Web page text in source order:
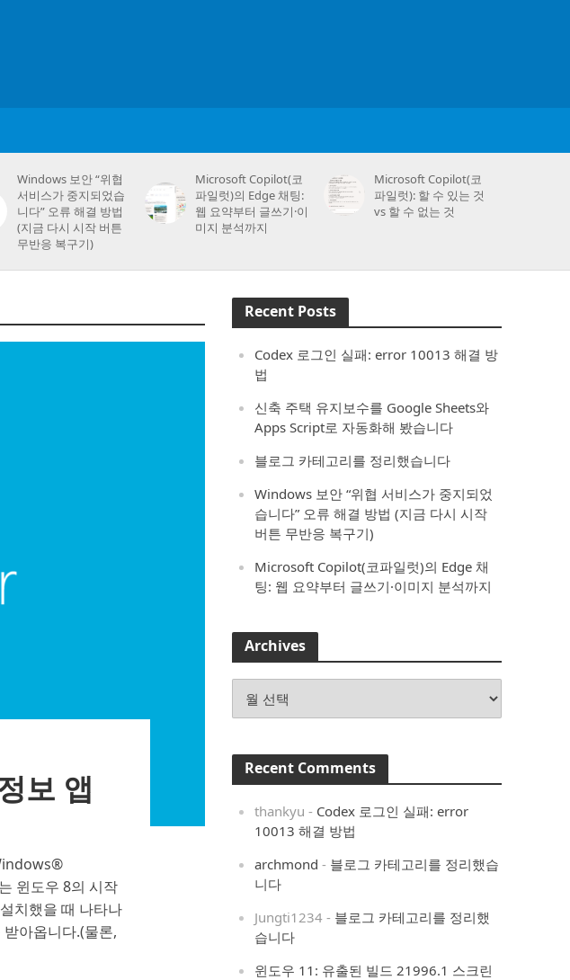
Windows 보안 “위협
서비스가 중지되었습
니다” 오류 해결 방법
(지금 다시 시작 버튼
무반응 복구기)
Microsoft Copilot(코
파일럿)의 Edge 채팅:
웹 요약부터 글쓰기·이
미지 분석까지
Microsoft Copilot(코
파일럿): 할 수 있는 것
vs 할 수 없는 것
보 앱
윈도우 8의 시작
치했을 때 나타나
아옵니다.(물론,
Recent Posts
Codex 로그인 실패: error 10013 해결 방
법
신축 주택 유지보수를 Google Sheets와
Apps Script로 자동화해 봤습니다
블로그 카테고리를 정리했습니다
Windows 보안 “위협 서비스가 중지되었
습니다” 오류 해결 방법 (지금 다시 시작
버튼 무반응 복구기)
Microsoft Copilot(코파일럿)의 Edge 채
팅: 웹 요약부터 글쓰기·이미지 분석까지
Archives
Recent Comments
thankyu - Codex 로그인 실패: error
10013 해결 방법
archmond - 블로그 카테고리를 정리했습
니다
Jungti1234 - 블로그 카테고리를 정리했
습니다
윈도우 11: 유출된 빌드 21996.1 스크린